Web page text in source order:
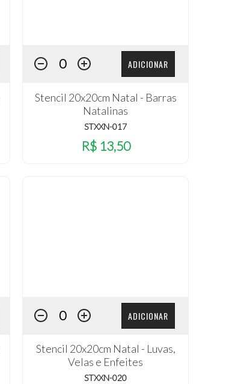
ADICIONAR
Stencil 20x20cm Natal - Barras
Natalinas
STXXN-017
R$ 13,50
ADICIONAR
Stencil 20x20cm Natal - Luvas,
Velas e Enfeites
STXXN-020